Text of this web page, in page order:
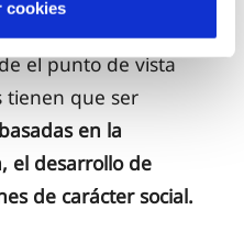
cookies
y obtener
el punto de vista
tienen que ser
en la
el desarrollo de
de carácter social.